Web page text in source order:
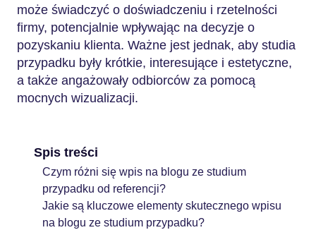
może świadczyć o doświadczeniu i rzetelności
firmy, potencjalnie wpływając na decyzje o
pozyskaniu klienta. Ważne jest jednak, aby studia
przypadku były krótkie, interesujące i estetyczne,
a także angażowały odbiorców za pomocą
mocnych wizualizacji.
Spis treści
Czym różni się wpis na blogu ze studium
przypadku od referencji?
Jakie są kluczowe elementy skutecznego wpisu
na blogu ze studium przypadku?